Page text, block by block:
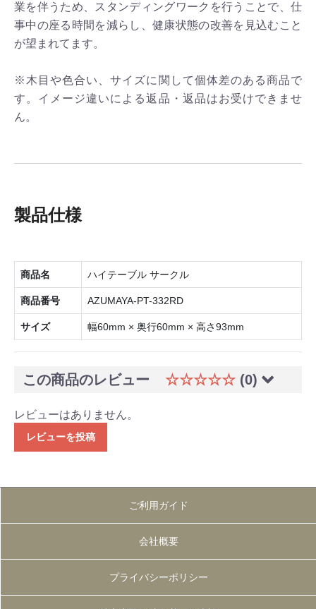
業を伴うため、スタンディングワークを行うことで、仕
事中の座る時間を減らし、健康状態の改善を見込むこと
が望まれてます。
※木目や色合い、サイズに関して個体差のある商品で
す。イメージ違いによる返品・返品はお受けできませ
ん。
製品仕様
商品名 ハイテーブル サークル
商品番号 AZUMAYA-PT-332RD
サイズ 幅60mm × 奥行60mm × 高さ93mm
この商品のレビュー ☆☆☆☆☆ (0)
レビューはありません。
レビューを投稿
ご利用ガイド
会社概要
プライバシーポリシー